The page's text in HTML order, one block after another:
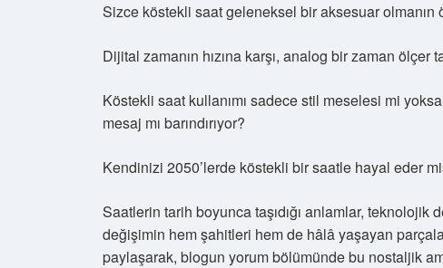
Sizce köstekli saat geleneksel bir aksesuar olmanın
Dijital zamanın hızına karşı, analog bir zaman
Köstekli saat kullanımı sadece stil meselesi mi
mesaj mı barındırıyor?
Kendinizi 2050’lerde köstekli bir saatle hayal eder
Saatlerin tarih boyunca taşıdığı anlamlar,
değişimin hem şahitleri hem de hâlâ yaşayan
paylaşarak, blogun yorum bölümünde bu nostaljik